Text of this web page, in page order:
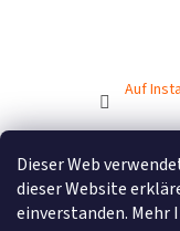
Dieser Web
dieser Website
einverstanden.
Auf